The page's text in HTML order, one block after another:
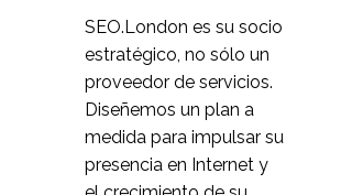
SEO.London es su socio
estratégico, no sólo un
proveedor de servicios.
Diseñemos un plan a
medida para impulsar su
presencia en Internet y